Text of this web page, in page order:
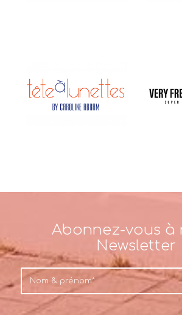
Abonnez-vous à
Newsletter